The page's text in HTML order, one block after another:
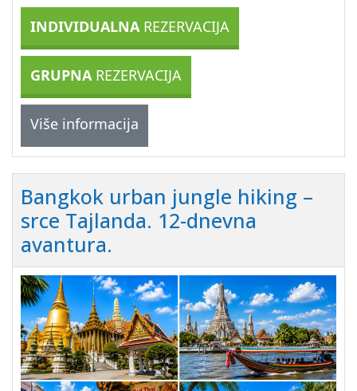
INDIVIDUALNAREZERVACIJA
GRUPNAREZERVACIJA
Više informacija
Bangkok urban jungle hiking –
srce Tajlanda. 12-dnevna
avantura.